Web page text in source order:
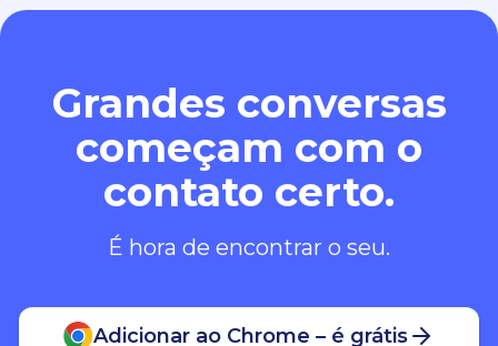
Grandes conversas
começam com o
contato certo.
É hora de encontrar o seu.
Adicionar ao Chrome – é grátis